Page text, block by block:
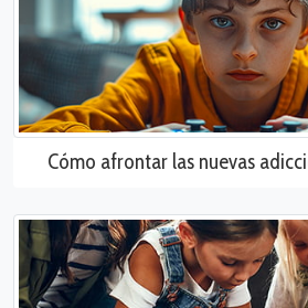
Cómo afrontar las nuevas